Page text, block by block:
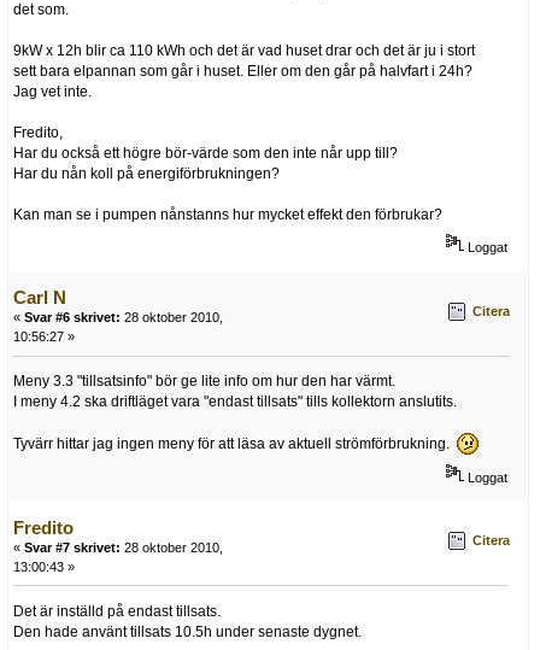
det som.
9kW x 12h blir ca 110 kWh och det är vad huset drar och det är ju i stort
sett bara elpannan som går i huset. Eller om den går på halvfart i 24h?
Jag vet inte.
Fredito,
Har du också ett högre bör-värde som den inte når upp till?
Har du nån koll på energiförbrukningen?
Kan man se i pumpen nånstanns hur mycket effekt den förbrukar?
Loggat
Carl N
« Svar #6 skrivet: 28 oktober 2010,
10:56:27 »
Citera
Meny 3.3 "tillsatsinfo" bör ge lite info om hur den har värmt.
I meny 4.2 ska driftläget vara "endast tillsats" tills kollektorn anslutits.
Tyvärr hittar jag ingen meny för att läsa av aktuell strömförbrukning.
Loggat
Fredito
« Svar #7 skrivet: 28 oktober 2010,
13:00:43 »
Citera
Det är inställd på endast tillsats.
Den hade använt tillsats 10.5h under senaste dygnet.